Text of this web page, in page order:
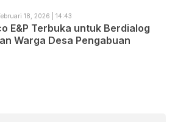
18, 2026 | 14:43
E&P Terbuka untuk Berdialog
Warga Desa Pengabuan